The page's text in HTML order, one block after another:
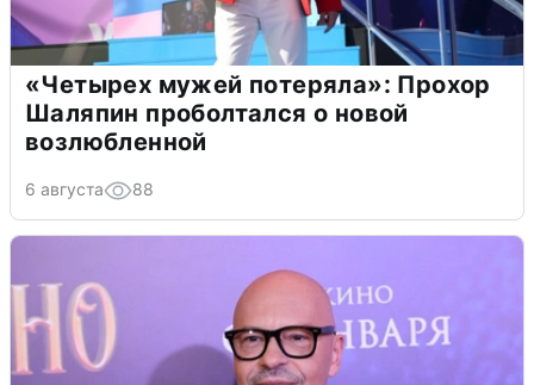
«Четырех мужей потеряла»: Прохор
Шаляпин проболтался о новой
возлюбленной
6 августа 88